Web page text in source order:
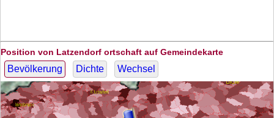
Position von Latzendorf ortschaft auf Gemeindekarte
Bevölkerung Dichte Wechsel